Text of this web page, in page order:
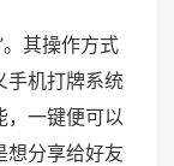
其操作方式
手机打牌系统
，一键便可以
想分享给好友